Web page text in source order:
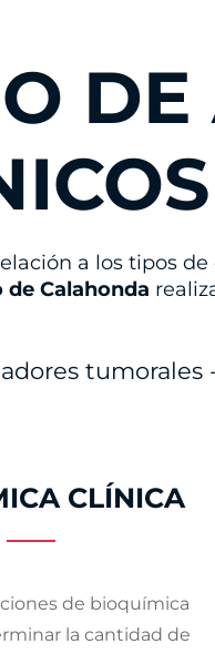
a los tipos
de Calahonda
CLÍNICA
de bioquímica
la cantidad de